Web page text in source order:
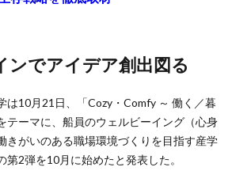
ンでアイデア創出図る
は10月21日、「Cozy・Comfy ～ 働く／暮
テーマに、船員のウェルビーイング（心身
きがいのある職場環境づくりを目指す産学
2弾を10月に始めたと発表した。